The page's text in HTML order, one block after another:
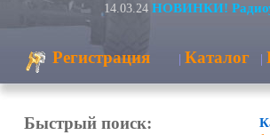
14.03.24 НОВИНКИ!
Регистрация | Каталог |
Быстрый поиск: